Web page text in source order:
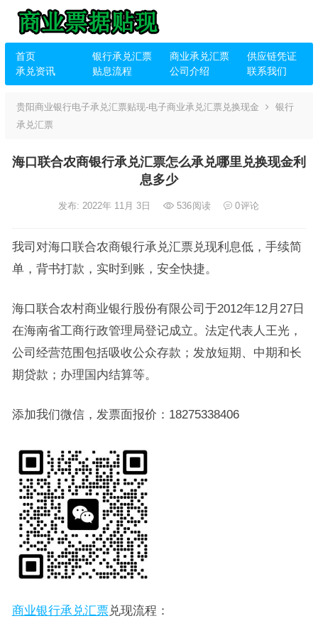
首页 银行承兑汇票 商业承兑汇票
供应链凭证
承兑资讯
贴息流程 公司介绍 联系我们
贵阳商业银行电子承兑汇票贴现-电子商业承兑汇票兑换现金
银行
承兑汇票
海口联合农商银行承兑汇票怎么承兑哪里兑换现金利
息多少
发布: 2022年 11月 3日 536阅读 0评论
我司对海口联合农商银行承兑汇票兑现利息低，手续简
单，背书打款，实时到账，安全快捷。
海口联合农村商业银行股份有限公司于2012年12月27日
在海南省工商行政管理局登记成立。法定代表人王光，
公司经营范围包括吸收公众存款；发放短期、中期和长
期贷款；办理国内结算等。
添加我们微信，发票面报价：18275338406
商业银行承兑汇票兑现流程：